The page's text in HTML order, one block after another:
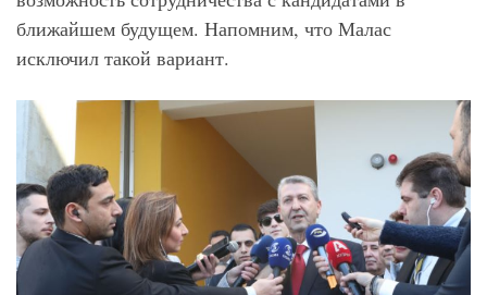
ближайшем будущем. Напомним, что Малас
исключил такой вариант.